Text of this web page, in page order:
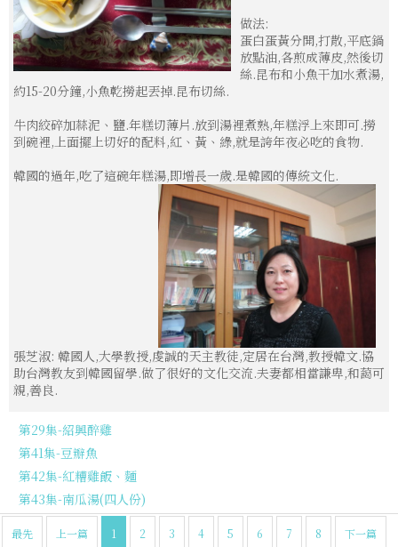
做法:
蛋白蛋黃分開,打散,平底鍋
放點油,各煎成薄皮,然後切
絲.昆布和小魚干加水煮湯,
約15-20分鐘,小魚乾撈起丟掉.昆布切絲.
牛肉絞碎加蒜泥、鹽.年糕切薄片.放到湯裡煮熟,年糕浮上來即可.撈
到碗裡,上面擺上切好的配料,紅、黃、綠,就是誇年夜必吃的食物.
韓國的過年,吃了這碗年糕湯,即增長一歲.是韓國的傳統文化.
張芝淑: 韓國人,大學教授,虔誠的天主教徒,定居在台灣,教授韓文.協
助台灣教友到韓國留學.做了很好的文化交流.夫妻都相當謙卑,和藹可
親,善良.
第29集-紹興醉雞
第41集-豆瓣魚
第42集-紅糟雞飯、麵
第43集-南瓜湯(四人份)
最先 上一篇 1 2 3 4 5 6 7 8 下一篇